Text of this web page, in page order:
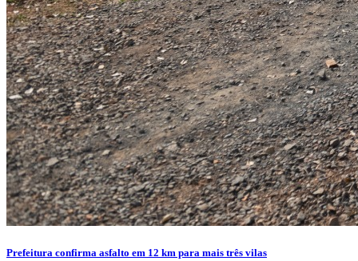
Prefeitura confirma asfalto em 12 km para mais três vilas